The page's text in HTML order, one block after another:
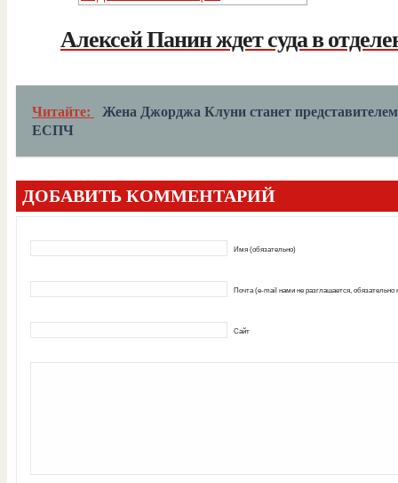
Алексей Панин ждет суда в
Читайте:
Жена Джорджа Клуни станет
ЕСПЧ
ДОБАВИТЬ КОММЕНТАРИЙ
Имя (обязательно)
Почта (e-mail нами не разглашается, обязательно
Сайт